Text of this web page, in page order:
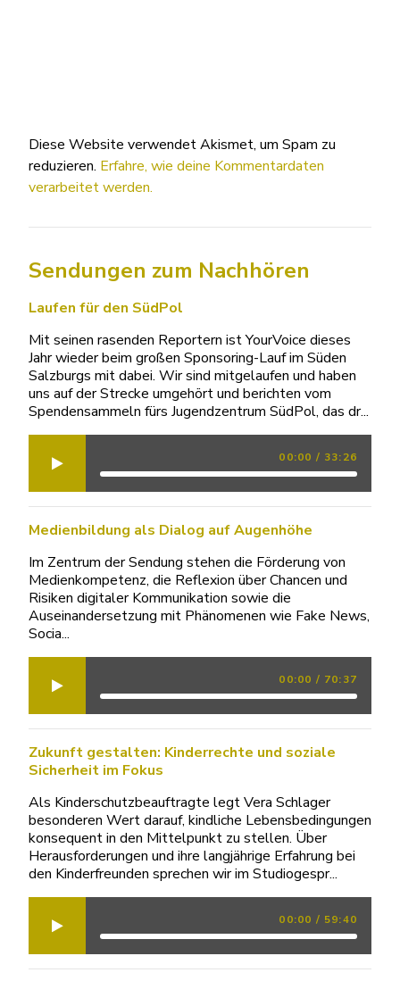
Diese Website verwendet Akismet, um Spam zu
reduzieren. Erfahre, wie deine Kommentardaten
verarbeitet werden.
Sendungen zum Nachhören
Laufen für den SüdPol
Mit seinen rasenden Reportern ist YourVoice dieses
Jahr wieder beim großen Sponsoring-Lauf im Süden
Salzburgs mit dabei. Wir sind mitgelaufen und haben
uns auf der Strecke umgehört und berichten vom
Spendensammeln fürs Jugendzentrum SüdPol, das dr...
00:00 / 33:26
Medienbildung als Dialog auf Augenhöhe
Im Zentrum der Sendung stehen die Förderung von
Medienkompetenz, die Reflexion über Chancen und
Risiken digitaler Kommunikation sowie die
Auseinander­setzung mit Phänomenen wie Fake News,
Socia...
00:00 / 70:37
Zukunft gestalten: Kinderrechte und soziale
Sicherheit im Fokus
Als Kinderschutzbeauftragte legt Vera Schlager
besonderen Wert darauf, kindliche Lebensbedingungen
konsequent in den Mittelpunkt zu stellen. Über
Herausforderungen und ihre langjährige Erfahrung bei
den Kinderfreunden sprechen wir im Studiogespr...
00:00 / 59:40